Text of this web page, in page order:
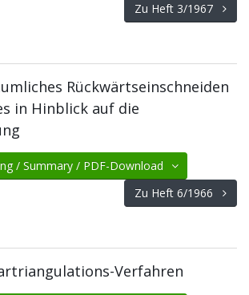
Zu Heft 3/1967
Rückwärtseinschneiden
in Hinblick auf die
/ Summary / PDF-Download
Zu Heft 6/1966
Verfahren